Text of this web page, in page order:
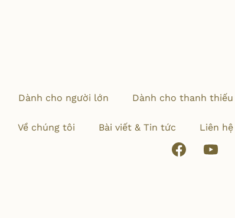
Dành cho người lớn Dành cho thanh thiếu
Về chúng tôi Bài viết & Tin tức Liên hệ